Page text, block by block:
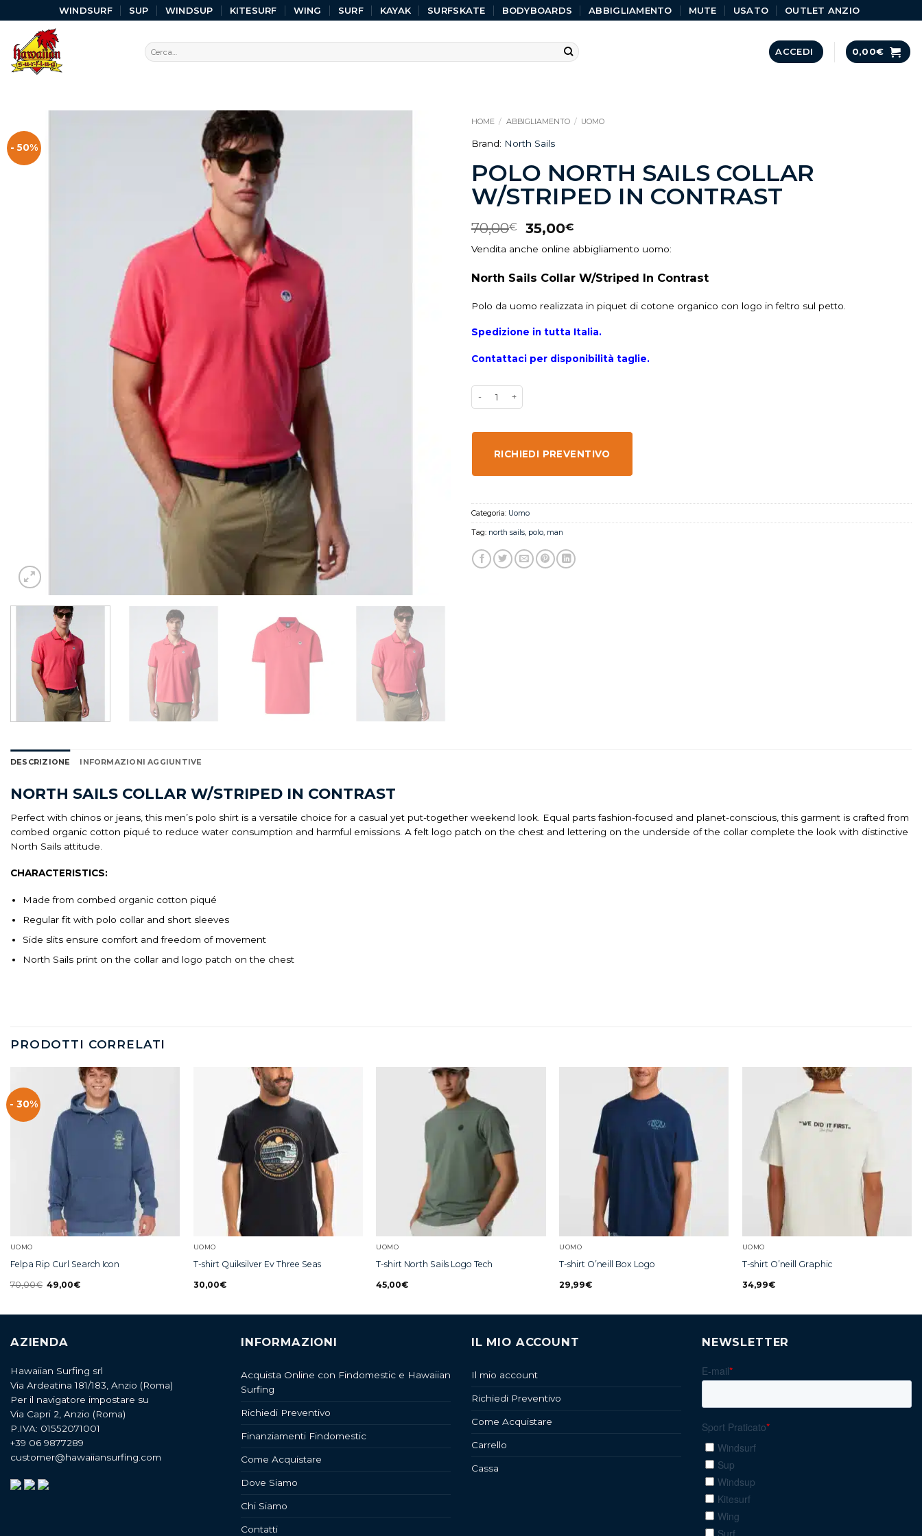
WINDSURF SUP WINDSUP KITESURF WING SURF KAYAK SURFSKATE BODYBOARDS ABBIGLIAMENTO MUTE USATO OUTLET ANZIO
ACCEDI 0,00€
- 50%
HOME / ABBIGLIAMENTO / UOMO
Brand: North Sails
POLO NORTH SAILS COLLAR
W/STRIPED IN CONTRAST
70,00€ 35,00€
Vendita anche online abbigliamento uomo:
North Sails Collar W/Striped In Contrast
Polo da uomo realizzata in piquet di cotone organico con logo in feltro sul petto.
Spedizione in tutta Italia.
Contattaci per disponibilità taglie.
RICHIEDI PREVENTIVO
Categoria: Uomo
Tag: north sails, polo, man
DESCRIZIONE INFORMAZIONI AGGIUNTIVE
NORTH SAILS COLLAR W/STRIPED IN CONTRAST
Perfect with chinos or jeans, this men’s polo shirt is a versatile choice for a casual yet put-together weekend look. Equal parts fashion-focused and planet-conscious, this garment is crafted from
combed organic cotton piqué to reduce water consumption and harmful emissions. A felt logo patch on the chest and lettering on the underside of the collar complete the look with distinctive
North Sails attitude.
CHARACTERISTICS:
Made from combed organic cotton piqué
Regular fit with polo collar and short sleeves
Side slits ensure comfort and freedom of movement
North Sails print on the collar and logo patch on the chest
PRODOTTI CORRELATI
- 30%
UOMO
Felpa Rip Curl Search Icon
70,00€ 49,00€
UOMO
T-shirt Quiksilver Ev Three Seas
30,00€
UOMO
T-shirt North Sails Logo Tech
45,00€
UOMO
T-shirt O’neill Box Logo
29,99€
UOMO
T-shirt O’neill Graphic
34,99€
AZIENDA
Hawaiian Surfing srl
Via Ardeatina 181/183, Anzio (Roma)
Per il navigatore impostare su
Via Capri 2, Anzio (Roma)
P.IVA: 01552071001
+39 06 9877289
customer@hawaiiansurfing.com
INFORMAZIONI
Acquista Online con Findomestic e Hawaiian
Surfing
Richiedi Preventivo
Finanziamenti Findomestic
Come Acquistare
Dove Siamo
Chi Siamo
Contatti
IL MIO ACCOUNT
Il mio account
Richiedi Preventivo
Come Acquistare
Carrello
Cassa
NEWSLETTER